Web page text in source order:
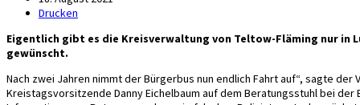
Drucken
Eigentlich gibt es die Kreisverwaltung von Teltow-Fläming nur in
gewünscht.
Nach zwei Jahren nimmt der Bürgerbus nun endlich Fahrt auf“, sagte
Kreistagsvorsitzende Danny Eichelbaum auf dem Beratungsstuhl bei